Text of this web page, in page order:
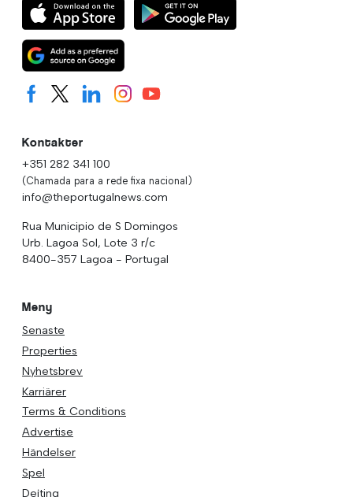
Kontakter
+351 282 341 100
(Chamada para a rede fixa nacional)
info@theportugalnews.com
Rua Municipio de S Domingos
Urb. Lagoa Sol, Lote 3 r/c
8400-357 Lagoa - Portugal
Meny
Senaste
Properties
Nyhetsbrev
Karriärer
Terms & Conditions
Advertise
Händelser
Spel
Dejting